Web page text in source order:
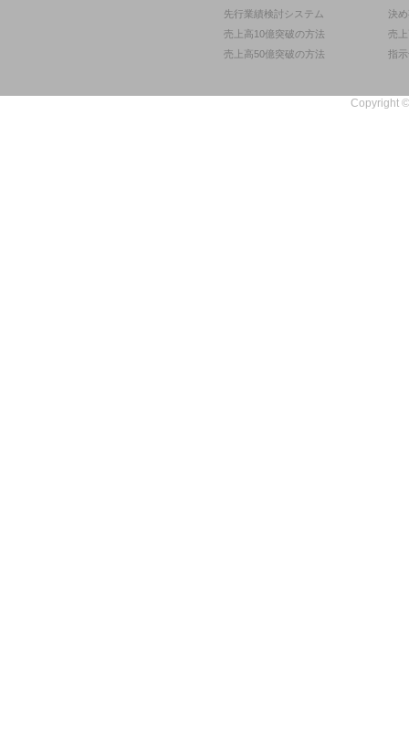
先行業績検討システム
決
売上高10億突破の方法
売
売上高50億突破の方法
指
Copyright